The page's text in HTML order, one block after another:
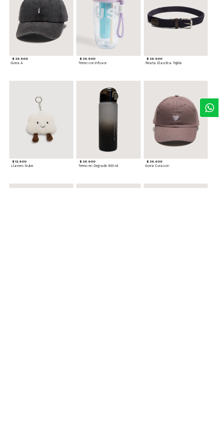
$ 29.900
Gorra A
$ 29.900
Termo con infusor
$ 29.900
Reata Elastica Tejida
$ 12.900
Llavero Nube
$ 29.900
Termo en Degrade 500 ml
$ 29.900
Gorra Corazon